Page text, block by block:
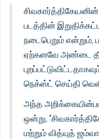
சிவகார்த்திகேயனின்
படத்தின்
நடைபெறும் என்றும்,
ஏற்கனவே அண்டை
நெக்ஸ்ட் செய்தி
அந்த
ஒன்று,
மற்றும் வித்யுத்